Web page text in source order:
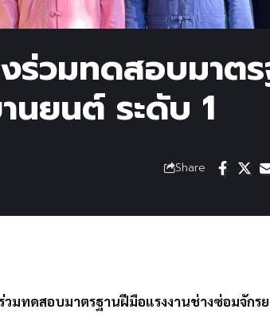
ร่วมทดสอบมาต
นยนต์ ระดับ 1
Share
วมทดสอบมาตรฐานฝีมือแรงงานช่างซ่อมจักร